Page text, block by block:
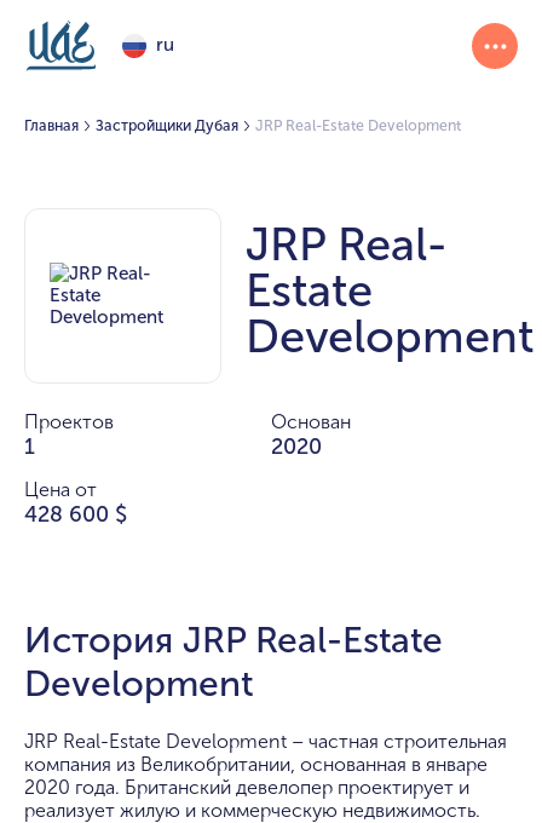
ru
Главная Застройщики Дубая JRP Real-Estate Development
JRP Real-
Estate
Development
Проектов
1
Основан
2020
Цена от
428 600 $
История JRP Real-Estate
Development
JRP Real-Estate Development – частная строительная
компания из Великобритании, основанная в январе
2020 года. Британский девелопер проектирует и
реализует жилую и коммерческую недвижимость.